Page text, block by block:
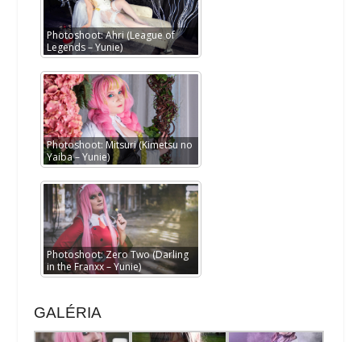
Photoshoot: Ahri (League of
Legends – Yunie)
Photoshoot: Mitsuri (Kimetsu no
Yaiba – Yunie)
Photoshoot: Zero Two (Darling
in the Franxx – Yunie)
GALÉRIA